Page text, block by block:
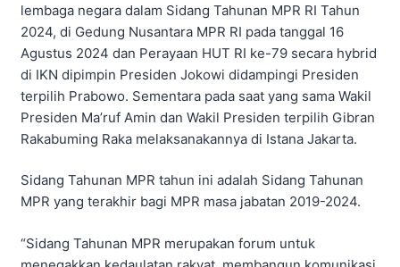
lembaga negara dalam Sidang Tahunan MPR RI Tahun
2024, di Gedung Nusantara MPR RI pada tanggal 16
Agustus 2024 dan Perayaan HUT RI ke-79 secara hybrid
di IKN dipimpin Presiden Jokowi didampingi Presiden
terpilih Prabowo. Sementara pada saat yang sama Wakil
Presiden Ma’ruf Amin dan Wakil Presiden terpilih Gibran
Rakabuming Raka melaksanakannya di Istana Jakarta.
Sidang Tahunan MPR tahun ini adalah Sidang Tahunan
MPR yang terakhir bagi MPR masa jabatan 2019-2024.
“Sidang Tahunan MPR merupakan forum untuk